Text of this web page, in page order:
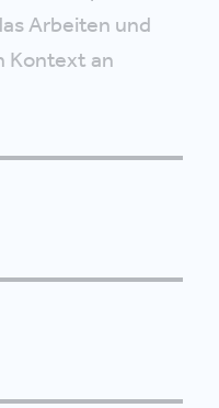
Arbeiten und
Kontext an